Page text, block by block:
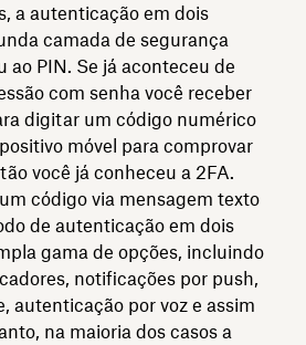
a autenticação em dois
camada de segurança
ao PIN. Se já aconteceu de
com senha você receber
digitar um código numérico
móvel para comprovar
você já conheceu a 2FA.
código via mensagem texto
de autenticação em dois
gama de opções, incluindo
notificações por push,
autenticação por voz e assim
na maioria dos casos a